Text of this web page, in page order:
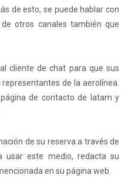
de esto, se puede hablar con
otros canales también que
cliente de chat para que sus
de la aerolínea.
de contacto de latam y
de su reserva a través de
usar este medio, redacta su
en su página web.